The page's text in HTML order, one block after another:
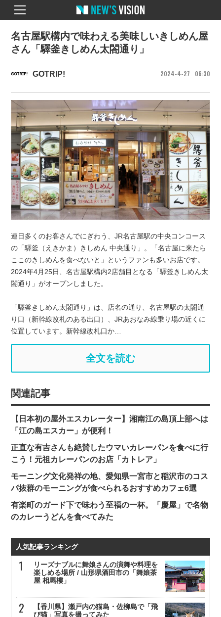
GOTRIP! 2024 4 27 06 30
名古屋駅構内で味わえる美味しいきしめん屋
さん「驛釜きしめん太閤通り」
連日多くのお客さんでにぎわう、JR名古屋駅の中央コンコース
の「驛釜（えきかま）きしめん 中央通り」。「名古屋に来たら
ここのきしめんを食べないと」というファンも多いお店です。
2024年4月25日、名古屋駅構内2店舗目となる「驛釜きしめん太
閤通り」がオープンしました。
「驛釜きしめん太閤通り」は、店名の通り、名古屋駅の太閤通
り口（新幹線改札のある出口）、JRあおなみ線乗り場の近くに
位置しています。新幹線改札口か…
全文を読む
関連記事
【日本初の屋外エスカレーター】湘南江の島頂上部へは
「江の島エスカー」が便利！
正直な有吉さんも絶賛したウマいカレーパンを食べに行
こう！元祖カレーパンのお店「カトレア」
モーニング文化発祥の地、愛知県一宮市と稲沢市のコス
パ抜群のモーニングが食べられるおすすめカフェ6選
有楽町のガード下で味わう至福の一杯。「慶屋」で名物
のカレーうどんを食べてみた
人気記事ランキング
リーズナブルに舞娘さんの演舞や料理を
楽しめる場所 / 山形県酒田市の「舞娘茶
屋 相馬樓」
【香川県】瀬戸内の猫島・佐柳島で「飛
び猫」写真を撮ってみた